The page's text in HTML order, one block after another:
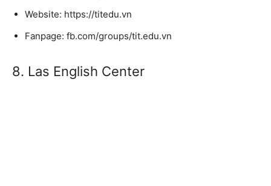
Website: https://titedu.vn
Fanpage: fb.com/groups/tit.edu.vn
8. Las English Center